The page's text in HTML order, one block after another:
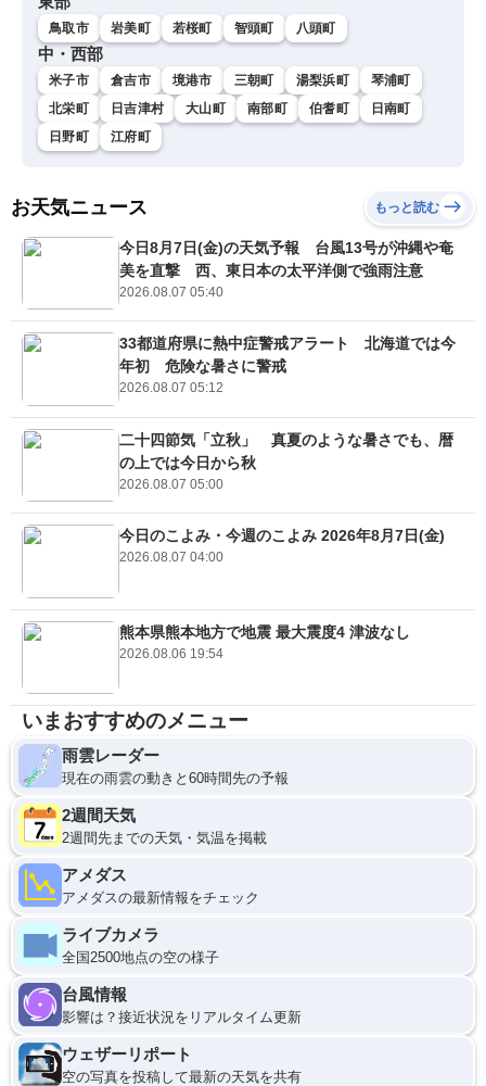
鳥取市 岩美町 若桜町 智頭町 八頭町
中・西部
米子市 倉吉市 境港市 三朝町 湯梨浜町
琴浦町
北栄町
日吉津村 大山町 南部町 伯耆町
日南町
日野町
江府町
お天気ニュース もっと読む
今日8月7日(金)の天気予報 台風13号が沖縄や奄
美を直撃 西、東日本の太平洋側で強雨注意
2026.08.07 05:40
33都道府県に熱中症警戒アラート 北海道では今
年初 危険な暑さに警戒
2026.08.07 05:12
二十四節気「立秋」 真夏のような暑さでも、暦
の上では今日から秋
2026.08.07 05:00
今日のこよみ・今週のこよみ 2026年8月7日(金)
2026.08.07 04:00
熊本県熊本地方で地震 最大震度4 津波なし
2026.08.06 19:54
いまおすすめのメニュー
雨雲レーダー
現在の雨雲の動きと60時間先の予報
2週間天気
2週間先までの天気・気温を掲載
アメダス
アメダスの最新情報をチェック
ライブカメラ
全国2500地点の空の様子
台風情報
影響は？接近状況をリアルタイム更新
ウェザーリポート
空の写真を投稿して最新の天気を共有